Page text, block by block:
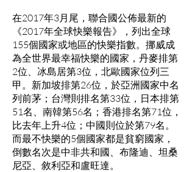
在2017年3月尾，聯合國公佈最新的
《2017年全球快樂報告》，列出全球
155個國家或地區的快樂指數。挪威成
為全世界最幸福快樂的國家，丹麥排第
2位、冰島居第3位，北歐國家位列三
甲。新加坡排第26位，於亞洲國家中名
列前茅；台灣則排名第33位，日本排第
51名、南韓第56名；香港排名第71位，
比去年上升4位；中國則位於第79名。
而最不快樂的5個國家都是貧窮國家，
倒數名次是中非共和國、布隆迪、坦桑
尼亞、敘利亞和盧旺達。